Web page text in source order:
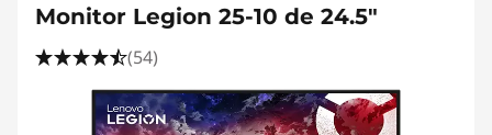
Monitor Legion 25-10 de 24.5"
(54)